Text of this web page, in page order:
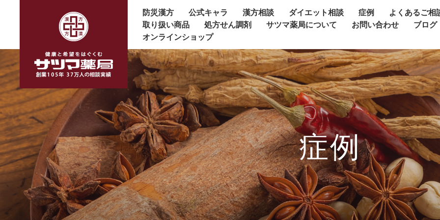
防災漢方 公式キャラ 漢方相談 ダイエット相談 症例
よくあるご相
取り扱い商品
処方せん調剤 サツマ薬局について お問い合わせ
ブログ
オンラインショップ
症例